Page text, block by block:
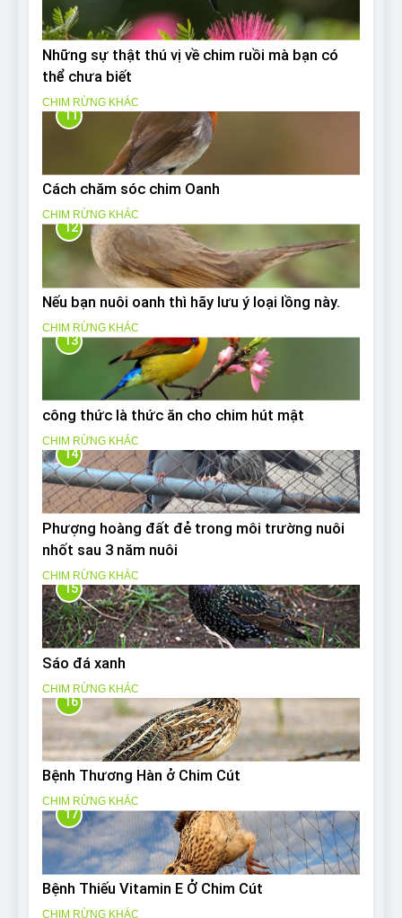
Những sự thật thú vị về chim ruồi mà bạn có
thể chưa biết
CHIM RỪNG KHÁC
11
Cách chăm sóc chim Oanh
CHIM RỪNG KHÁC
12
Nếu bạn nuôi oanh thì hãy lưu ý loại lồng này.
CHIM RỪNG KHÁC
13
công thức là thức ăn cho chim hút mật
CHIM RỪNG KHÁC
14
Phượng hoàng đất đẻ trong môi trường nuôi
nhốt sau 3 năm nuôi
CHIM RỪNG KHÁC
15
Sáo đá xanh
CHIM RỪNG KHÁC
16
Bệnh Thương Hàn ở Chim Cút
CHIM RỪNG KHÁC
17
Bệnh Thiếu Vitamin E Ở Chim Cút
CHIM RỪNG KHÁC